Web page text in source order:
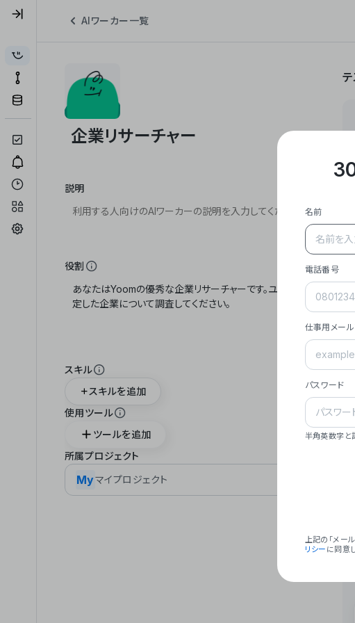
AIワーカー一覧
説明
役割
スキル
スキルを追加
使用ツール
ツールを追加
所属プロジェクト
Myマイプロジェクト
テ
名前
電話番号
仕事用メール
パスワード
半角英数字と
上記の「メー
リシー に同意